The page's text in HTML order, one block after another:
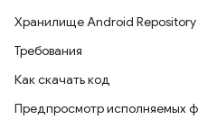
Хранилище Android Repository
Требования
Как скачать код
Предпросмотр исполняемых